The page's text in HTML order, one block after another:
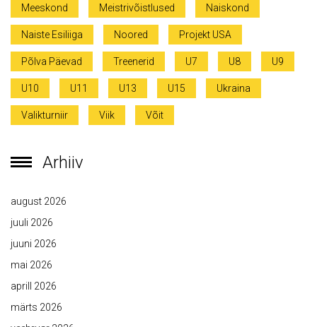
Meeskond Meistrivõistlused Naiskond
Naiste Esiliiga Noored Projekt USA
Põlva Päevad Treenerid U7 U8 U9
U10 U11 U13 U15 Ukraina
Valikturniir Viik Võit
Arhiiv
august 2026
juuli 2026
juuni 2026
mai 2026
aprill 2026
märts 2026